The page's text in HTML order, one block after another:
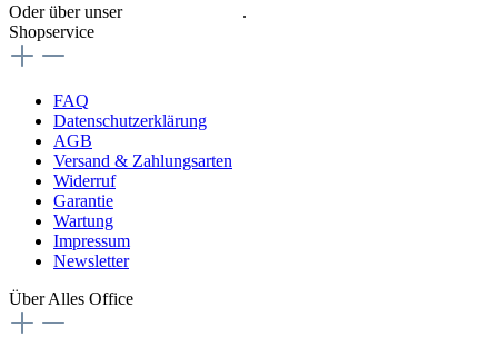
Oder über unser
.
Shopservice
FAQ
Datenschutzerklärung
AGB
Versand & Zahlungsarten
Widerruf
Garantie
Wartung
Impressum
Newsletter
Über Alles Office